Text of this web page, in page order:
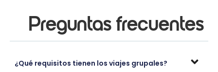
Preguntas frecuentes
¿Qué requisitos tienen los viajes grupales?